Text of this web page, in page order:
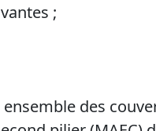
;
des